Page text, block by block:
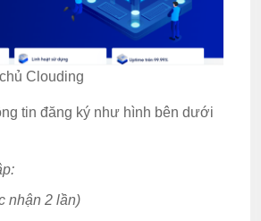
Clouding
tin đăng ký như hình bên dưới
nhận 2 lần)